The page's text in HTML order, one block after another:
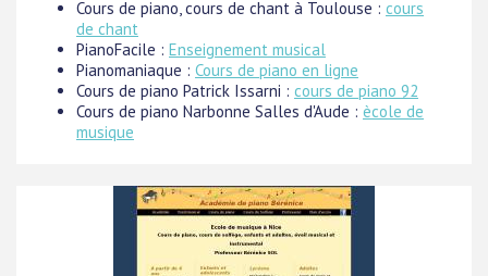
Cours de piano, cours de chant à Toulouse : cours
de chant
PianoFacile : Enseignement musical
Pianomaniaque : Cours de piano en ligne
Cours de piano Patrick Issarni : cours de piano 92
Cours de piano Narbonne Salles d'Aude : ècole de
musique